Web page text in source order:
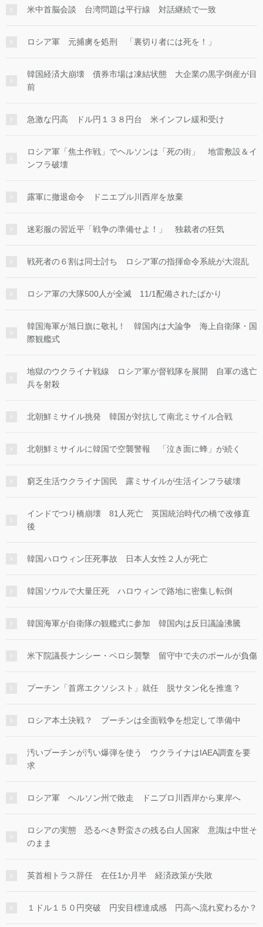
米中首脳会談 台湾問題は平行線 対話継続で一致
ロシア軍 元捕虜を処刑 「裏切り者には死を！」
韓国経済大崩壊 債券市場は凍結状態 大企業の黒字倒産が目
前
急激な円高 ドル円１３８円台 米インフレ緩和受け
ロシア軍「焦土作戦」でヘルソンは「死の街」 地雷敷設＆イ
ンフラ破壊
露軍に撤退命令 ドニエプル川西岸を放棄
迷彩服の習近平「戦争の準備せよ！」 独裁者の狂気
戦死者の６割は同士討ち ロシア軍の指揮命令系統が大混乱
ロシア軍の大隊500人が全滅 11/1配備されたばかり
韓国海軍が旭日旗に敬礼！ 韓国内は大論争 海上自衛隊・国
際観艦式
地獄のウクライナ戦線 ロシア軍が督戦隊を展開 自軍の逃亡
兵を射殺
北朝鮮ミサイル挑発 韓国が対抗して南北ミサイル合戦
北朝鮮ミサイルに韓国で空襲警報 「泣き面に蜂」が続く
窮乏生活ウクライナ国民 露ミサイルが生活インフラ破壊
インドでつり橋崩壊 81人死亡 英国統治時代の橋で改修直
後
韓国ハロウィン圧死事故 日本人女性２人が死亡
韓国ソウルで大量圧死 ハロウィンで路地に密集し転倒
韓国海軍が自衛隊の観艦式に参加 韓国内は反日議論沸騰
米下院議長ナンシー・ペロシ襲撃 留守中で夫のポールが負傷
プーチン「首席エクソシスト」就任 脱サタン化を推進？
ロシア本土決戦？ プーチンは全面戦争を想定して準備中
汚いプーチンが汚い爆弾を使う ウクライナはIAEA調査を要
求
ロシア軍 ヘルソン州で敗走 ドニプロ川西岸から東岸へ
ロシアの実態 恐るべき野蛮さの残る白人国家 意識は中世そ
のまま
英首相トラス辞任 在任1か月半 経済政策が失敗
１ドル１５０円突破 円安目標達成感 円高へ流れ変わるか？